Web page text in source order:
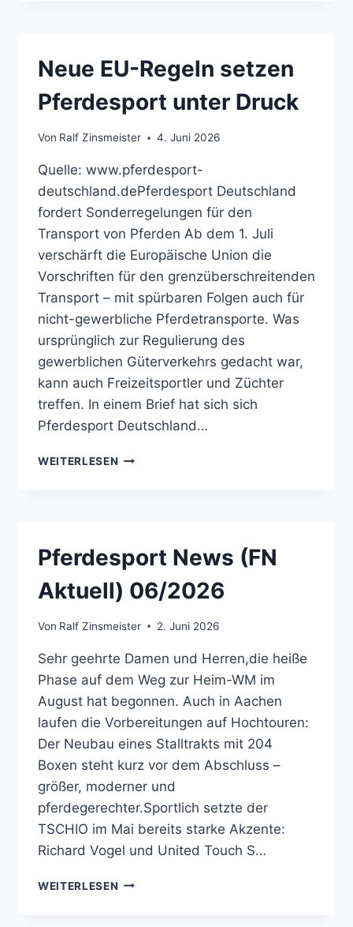
Neue EU-Regeln setzen
Pferdesport unter Druck
Von Ralf Zinsmeister 4. Juni 2026
Quelle: www.pferdesport-
deutschland.dePferdesport Deutschland
fordert Sonderregelungen für den
Transport von Pferden Ab dem 1. Juli
verschärft die Europäische Union die
Vorschriften für den grenzüberschreitenden
Transport – mit spürbaren Folgen auch für
nicht-gewerbliche Pferdetransporte. Was
ursprünglich zur Regulierung des
gewerblichen Güterverkehrs gedacht war,
kann auch Freizeitsportler und Züchter
treffen. In einem Brief hat sich sich
Pferdesport Deutschland…
WEITERLESEN NEUE
DRUCK
Pferdesport News (FN
Aktuell) 06/2026
Von Ralf Zinsmeister 2. Juni 2026
Sehr geehrte Damen und Herren,die heiße
Phase auf dem Weg zur Heim-WM im
August hat begonnen. Auch in Aachen
laufen die Vorbereitungen auf Hochtouren:
Der Neubau eines Stalltrakts mit 204
Boxen steht kurz vor dem Abschluss –
größer, moderner und
pferdegerechter.Sportlich setzte der
TSCHIO im Mai bereits starke Akzente:
Richard Vogel und United Touch S…
WEITERLESEN PFERDESPORT